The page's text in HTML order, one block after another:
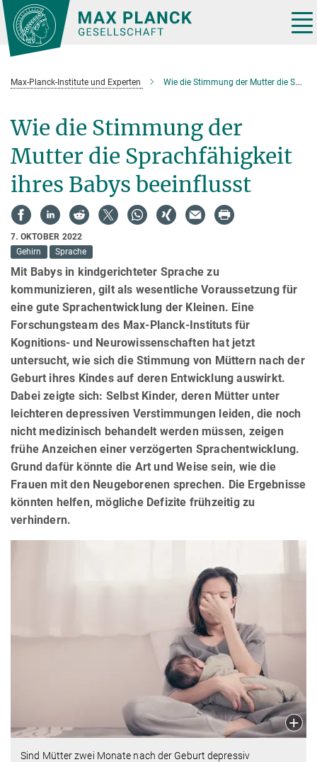
Hauptinhalt
Max-Planck-Institute und Experten Wie die Stimmung der Mutter die Sprachfähigkeit ihres Babys beeinflusst
Wie die Stimmung der
Mutter die Sprachfähigkeit
ihres Babys beeinflusst
7. OKTOBER 2022
Gehirn
Sprache
Mit Babys in kindgerichteter Sprache zu
kommunizieren, gilt als wesentliche Voraussetzung für
eine gute Sprachentwicklung der Kleinen. Eine
Forschungsteam des Max-Planck-Instituts für
Kognitions- und Neurowissenschaften hat jetzt
untersucht, wie sich die Stimmung von Müttern nach der
Geburt ihres Kindes auf deren Entwicklung auswirkt.
Dabei zeigte sich: Selbst Kinder, deren Mütter unter
leichteren depressiven Verstimmungen leiden, die noch
nicht medizinisch behandelt werden müssen, zeigen
frühe Anzeichen einer verzögerten Sprachentwicklung.
Grund dafür könnte die Art und Weise sein, wie die
Frauen mit den Neugeborenen sprechen. Die Ergebnisse
könnten helfen, mögliche Defizite frühzeitig zu
verhindern.
Sind Mütter zwei Monate nach der Geburt depressiv